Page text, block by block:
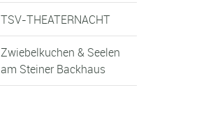
TSV-THEATERNACHT
Zwiebelkuchen & Seelen
am Steiner Backhaus